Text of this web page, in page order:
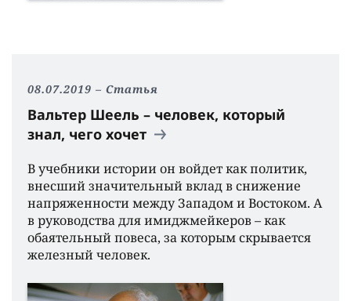
08.07.2019 Статья
Вальтер Шеель – человек, который
знал, чего хочет
В учебники истории он войдет как политик,
внесший значительный вклад в снижение
напряженности между Западом и Востоком. А
в руководства для имиджмейкеров – как
обаятельный повеса, за которым скрывается
железный человек.